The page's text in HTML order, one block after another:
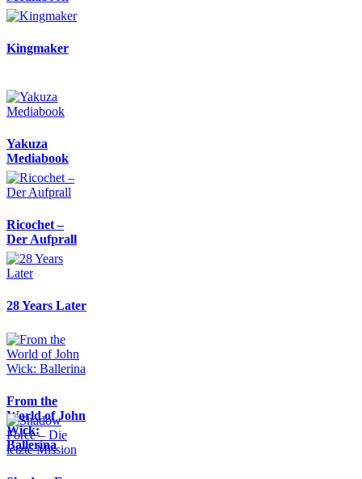
Kingmaker
Yakuza
Mediabook
Ricochet –
Der Aufprall
28 Years Later
From the
World of John
Wick:
Ballerina